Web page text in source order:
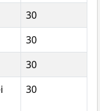
30
30
30
30